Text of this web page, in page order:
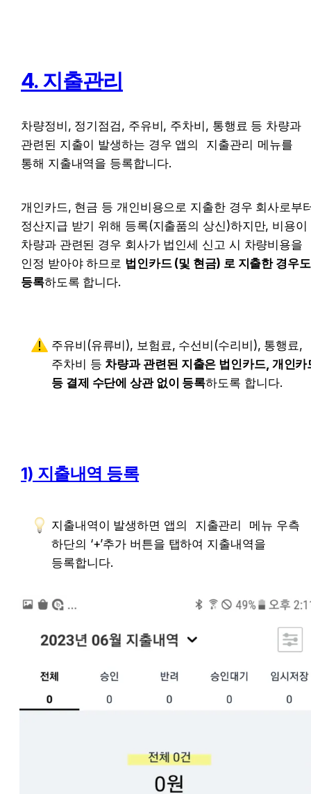
4. 지출관리
차량정비, 정기점검, 주유비, 주차비, 통행료 등 차량과
관련된 지출이 발생하는 경우 앱의
지출관리 메뉴를
통해 지출내역을 등록합니다.
개인카드, 현금 등 개인비용으로 지출한 경우 회사로부
정산지급 받기 위해 등록(지출품의 상신)하지만, 비용이
차량과 관련된 경우 회사가 법인세 신고 시 차량비용을
인정 받아야 하므로 법인카드 (및 현금) 로 지출한 경우도
등록하도록 합니다.
주유비(유류비), 보험료, 수선비(수리비), 통행료,
주차비 등 차량과 관련된 지출은 법인카드, 개인카
등 결제 수단에 상관 없이 등록하도록 합니다.
1) 지출내역 등록
지출내역이 발생하면 앱의 지출관리
메뉴 우측
하단의 ‘+’추가 버튼을 탭하여 지출내역을
등록합니다.